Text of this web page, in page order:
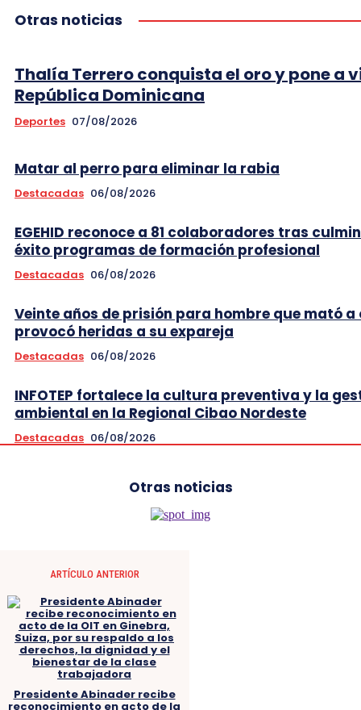
Otras noticias
Thalía Terrero conquista el oro y pone a
República Dominicana
Deportes 07/08/2026
Matar al perro para eliminar la rabia
Destacadas 06/08/2026
EGEHID reconoce a 81 colaboradores tras
éxito programas de formación profesional
Destacadas 06/08/2026
Veinte años de prisión para hombre que mató a
provocó heridas a su expareja
Destacadas 06/08/2026
INFOTEP fortalece la cultura preventiva y la
ambiental en la Regional Cibao Nordeste
Destacadas 06/08/2026
Otras noticias
ARTÍCULO ANTERIOR
Presidente Abinader recibe
reconocimiento en acto de la